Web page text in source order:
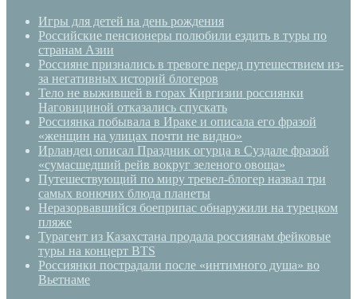
Игры для детей на день рождения
Российские пенсионеры полюбили ездить в туры по
странам Азии
Россияне признались в тревоге перед путешествием из-
за негативных историй блогеров
Тело не выжившей в горах Киргизии россиянки
Наговициной отказались спускать
Россиянка побывала в Ираке и описала его фразой
«женщин на улицах почти не видно»
Ирландец описал Праздник огурца в Суздале фразой
«сумасшедший рейв вокруг зеленого овоща»
Путешествующий по миру тревел-блогер назвал три
самых вонючих блюда планеты
Неразорвавшийся боеприпас обнаружили на турецком
пляже
Турагент из Казахстана продала россиянам фейковые
туры на концерт BTS
Россиянки пострадали после «интимного душа» во
Вьетнаме